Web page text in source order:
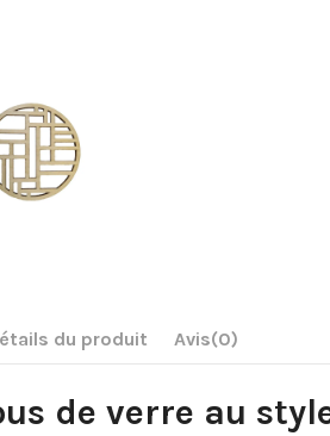
du produit Avis(0)
de verre au